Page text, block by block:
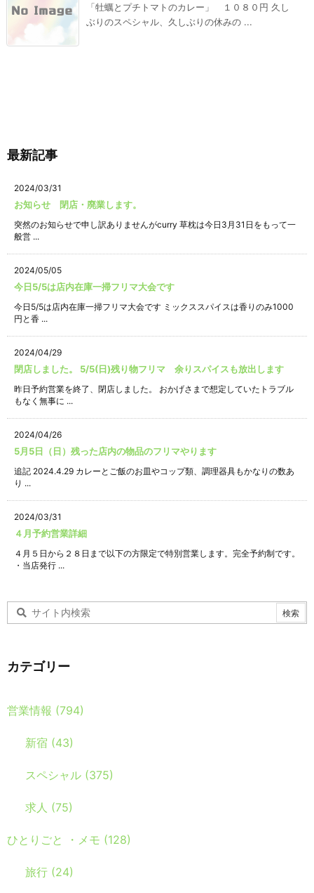
「牡蠣とプチトマトのカレー」 １０８０円 久し
ぶりのスペシャル、久しぶりの休みの ...
最新記事
2024/03/31
お知らせ 閉店・廃業します。
突然のお知らせで申し訳ありませんがcurry 草枕は今日3月31日をもって一
般営 ...
2024/05/05
今日5/5は店内在庫一掃フリマ大会です
今日5/5は店内在庫一掃フリマ大会です ミックススパイスは香りのみ1000
円と香 ...
2024/04/29
閉店しました。 5/5(日)残り物フリマ 余りスパイスも放出します
昨日予約営業を終了、閉店しました。 おかげさまで想定していたトラブル
もなく無事に ...
2024/04/26
5月5日（日）残った店内の物品のフリマやります
追記 2024.4.29 カレーとご飯のお皿やコップ類、調理器具もかなりの数あ
り ...
2024/03/31
４月予約営業詳細
４月５日から２８日まで以下の方限定で特別営業します。完全予約制です。
・当店発行 ...
カテゴリー
営業情報 (794)
新宿 (43)
スペシャル (375)
求人 (75)
ひとりごと ・メモ (128)
旅行 (24)